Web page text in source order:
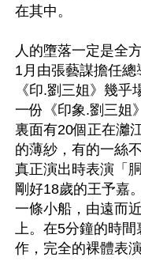
在其中。
人的墮落一定是全
1月由張藝謀擔任
《印.劉三姐》幾
一份《印象.劉三姐
裏面有20個正在灕
的薄紗，有的一絲
真正演出時表演「
剛好18歲的王予嘉
一條小船，由遠而
上。在5分鐘的時
作，完全的裸體表